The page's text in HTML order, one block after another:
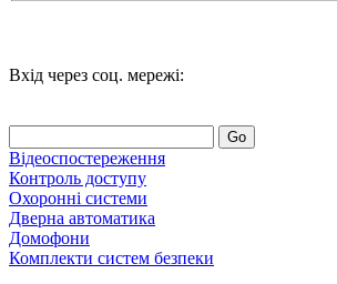
Вхід через соц. мережі:
Go
Відеоспостереження
Контроль доступу
Охоронні системи
Дверна автоматика
Домофони
Комплекти систем безпеки